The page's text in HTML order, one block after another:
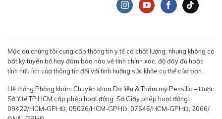
Mặc dù chúng tôi cung cấp thông tin y tế có chất lượng, nhưng không có
bất kỳ tuyên bố hay đảm bảo nào về tính chính xác, độ đầy đủ hoặc
tính hữu ích của thông tin đối với tình huống sức khỏe cụ thể của bạn.
Hệ thống Phòng khám Chuyên khoa Da liễu & Thẩm mỹ Pensilia – Được
Sở Y tế TP.HCM cấp phép hoạt động: Số Giấy phép hoạt động:
09422/HCM-GPHĐ; 05026/HCM-GPHĐ; 07646/HCM-GPHĐ; 2066/